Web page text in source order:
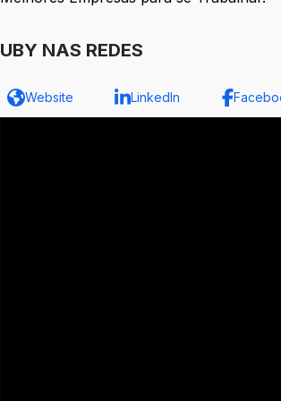
UBY NAS REDES
Website LinkedIn